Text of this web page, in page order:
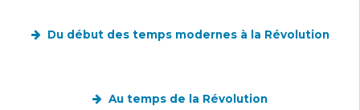
Du début des temps modernes à la Révolution
Au temps de la Révolution